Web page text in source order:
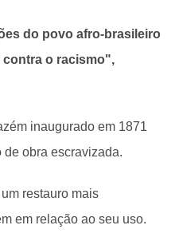
do povo afro-brasileiro
contra o racismo",
inaugurado em 1871
obra escravizada.
restauro mais
em relação ao seu uso.